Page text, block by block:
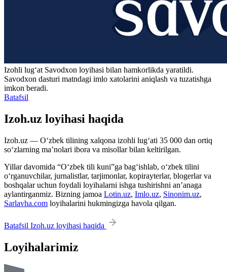
Izohli lugʻat Savodxon loyihasi bilan hamkorlikda yaratildi.
Savodxon dasturi matndagi imlo xatolarini aniqlash va tuzatishga
imkon beradi.
Batafsil
Izoh.uz loyihasi haqida
Izoh.uz — O‘zbek tilining xalqona izohli lug‘ati 35 000 dan ortiq
so‘zlarning ma’nolari ibora va misollar bilan keltirilgan.
Yillar davomida “O‘zbek tili kuni”ga bag‘ishlab, o‘zbek tilini
o‘rganuvchilar, jurnalistlar, tarjimonlar, kopirayterlar, blogerlar va
boshqalar uchun foydali loyihalarni ishga tushirishni an’anaga
aylantirganmiz. Bizning jamoa Lotin.uz, Imlo.uz, Sinonim.uz,
Sarlavha.com loyihalarini hukmingizga havola qilgan.
Batafsil Izoh.uz loyihasi haqida
Loyihalarimiz